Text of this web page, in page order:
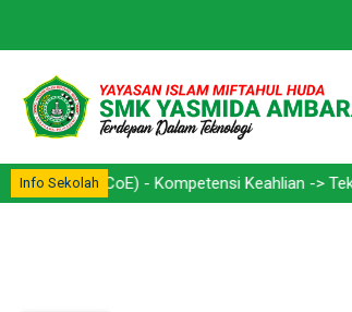
Info Sekolah- Kompetensi Keahlian -> Teknik